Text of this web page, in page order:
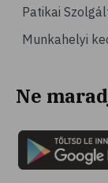
#
#
#
#
# kütyü
Patikai
Munkahelyi
Ne